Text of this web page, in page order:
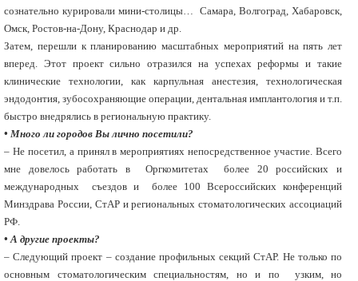
сознательно курировали мини-столицы… Самара, Волгоград, Хабаровск,
Омск, Ростов-на-Дону, Краснодар и др.
Затем, перешли к планированию масштабных мероприятий на пять лет
вперед. Этот проект сильно отразился на успехах реформы и такие
клинические технологии, как карпульная анестезия, технологическая
эндодонтия, зубосохраняющие операции, дентальная имплантология и т.п.
быстро внедрялись в региональную практику.
• Много ли городов Вы лично посетили?
– Не посетил, а принял в мероприятиях непосредственное участие. Всего
мне довелось работать в Оргкомитетах более 20 российских и
международных съездов и более 100 Всероссийских конференций
Минздрава России, СтАР и региональных стоматологических ассоциаций
РФ.
• А другие проекты?
– Следующий проект – создание профильных секций СтАР. Не только по
основным стоматологическим специальностям, но и по узким, но